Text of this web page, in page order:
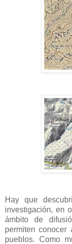
Hay que
investigación, en
ámbito de
permiten
pueblos. Como